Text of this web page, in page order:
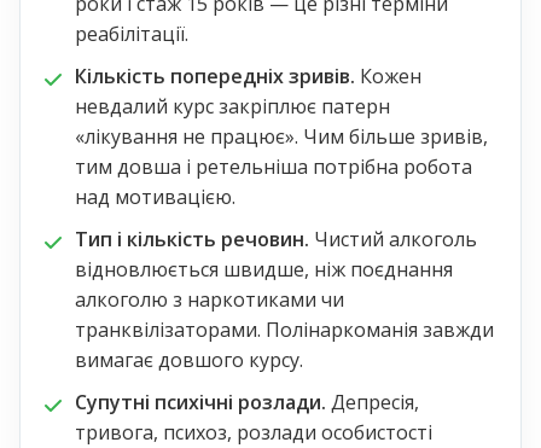
реабілітації.
Кількість попередніх зривів. Кожен
невдалий курс закріплює патерн
«лікування не працює». Чим більше зривів,
тим довша і ретельніша потрібна робота
над мотивацією.
Тип і кількість речовин. Чистий алкоголь
відновлюється швидше, ніж поєднання
алкоголю з наркотиками чи
транквілізаторами. Полінаркоманія завжди
вимагає довшого курсу.
Супутні психічні розлади. Депресія,
тривога, психоз, розлади особистості